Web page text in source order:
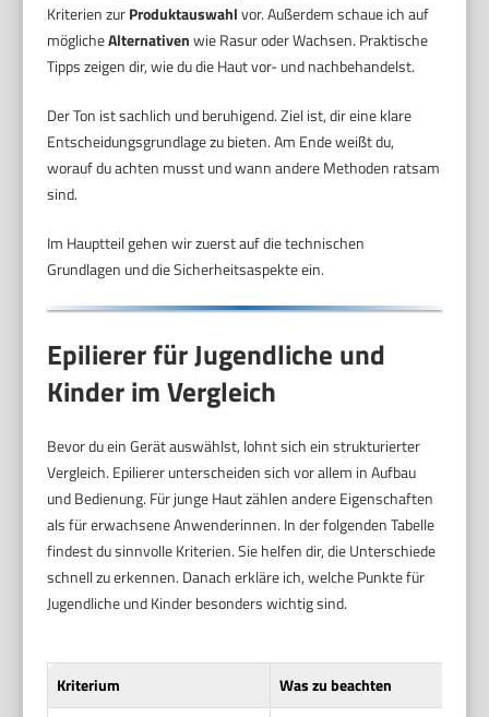
Kriterien zurProduktauswahlvor. Außerdem schaue ich auf
möglicheAlternativenwie Rasur oder Wachsen. Praktische
Tipps zeigen dir, wie du die Haut vor- und nachbehandelst.
Der Ton ist sachlich und beruhigend. Ziel ist, dir eine klare
Entscheidungsgrundlage zu bieten. Am Ende weißt du,
worauf du achten musst und wann andere Methoden ratsam
sind.
Im Hauptteil gehen wir zuerst auf die technischen
Grundlagen und die Sicherheitsaspekte ein.
Epilierer für Jugendliche und
Kinder im Vergleich
Bevor du ein Gerät auswählst, lohnt sich ein strukturierter
Vergleich. Epilierer unterscheiden sich vor allem in Aufbau
und Bedienung. Für junge Haut zählen andere Eigenschaften
als für erwachsene Anwenderinnen. In der folgenden Tabelle
findest du sinnvolle Kriterien. Sie helfen dir, die Unterschiede
schnell zu erkennen. Danach erkläre ich, welche Punkte für
Jugendliche und Kinder besonders wichtig sind.
Kriterium
Was zu beachten